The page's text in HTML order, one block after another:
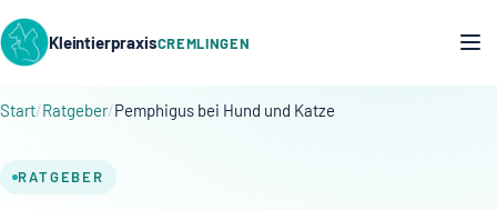
KleintierpraxisCREMLINGEN
Start Ratgeber Pemphigus bei Hund und Katze
RATGEBER